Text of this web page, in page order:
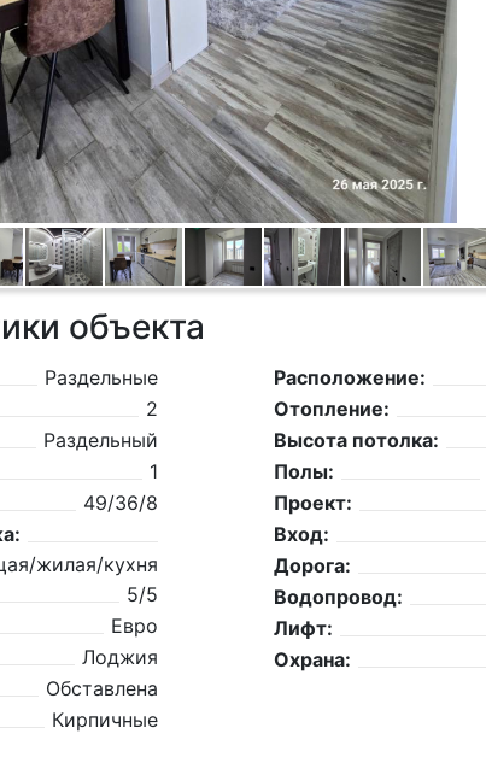
объекта
Раздельные
2
Раздельный
1
49/36/8
жилая/кухня
5/5
Евро
Лоджия
Обставлена
Кирпичные
Расположение:
Отопление:
Высота потолка:
Полы:
Проект:
Вход:
Дорога:
Водопровод:
Лифт:
Охрана: